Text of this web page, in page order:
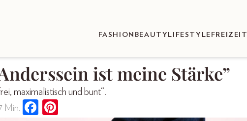
FASHION BEAUTY LIFESTYLE FREIZEIT
ist meine Stärke”
maximalistisch und bunt“.
Min.